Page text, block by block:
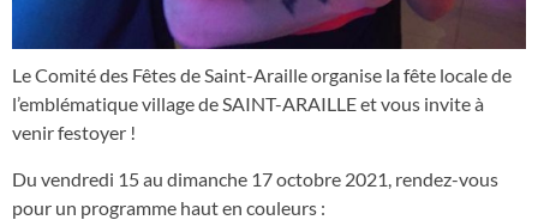
Le Comité des Fêtes de Saint-Araille organise la fête locale de
l’emblématique village de SAINT-ARAILLE et vous invite à
venir festoyer !
Du vendredi 15 au dimanche 17 octobre 2021, rendez-vous
pour un programme haut en couleurs :